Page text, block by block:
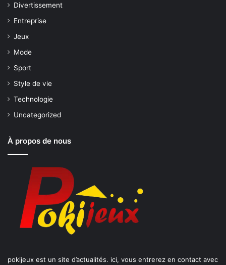
Divertissement
Entreprise
Jeux
Mode
Sport
Style de vie
Technologie
Uncategorized
À propos de nous
pokijeux est un site d’actualités. ici, vous entrerez en contact avec